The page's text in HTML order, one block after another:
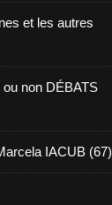
et les autres
non DÉBATS
IACUB (67)